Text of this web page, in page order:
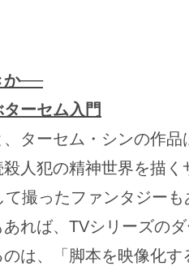
か──
ーセム入門
ターセム・シンの作
人犯の精神世界を描
撮ったファンタジー
れば、TVシリーズの
は、「脚本を映像化